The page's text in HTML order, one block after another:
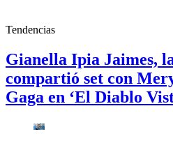
Tendencias
Gianella Ipia Jaimes,
compartió set con
Gaga en ‘El Diablo